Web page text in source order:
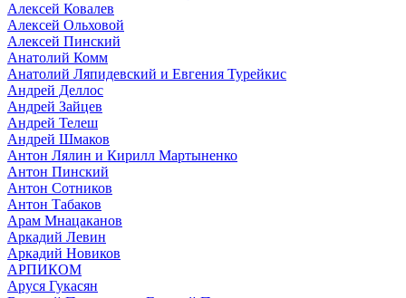
Алексей Ковалев
Алексей Ольховой
Алексей Пинский
Анатолий Комм
Анатолий Ляпидевский и Евгения Турейкис
Андрей Деллос
Андрей Зайцев
Андрей Телеш
Андрей Шмаков
Антон Лялин и Кирилл Мартыненко
Антон Пинский
Антон Сотников
Антон Табаков
Арам Мнацаканов
Аркадий Левин
Аркадий Новиков
АРПИКОМ
Аруся Гукасян